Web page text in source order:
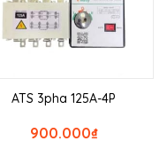
ATS 3pha 125A-4P
₫
900.000